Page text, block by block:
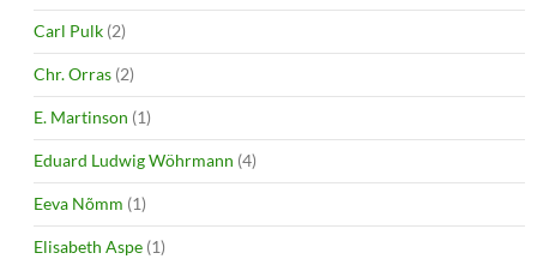
Carl Pulk (2)
Chr. Orras (2)
E. Martinson (1)
Eduard Ludwig Wöhrmann (4)
Eeva Nõmm (1)
Elisabeth Aspe (1)